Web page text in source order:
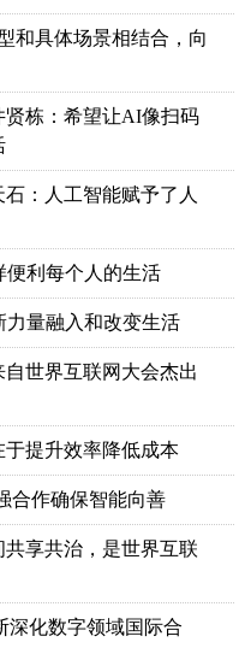
和具体场景相结合，向
栋：希望让AI像扫码
：人工智能赋予了人
利每个人的生活
力量融入和改变生活
世界互联网大会杰出
提升效率降低成本
合作确保智能向善
享共治，是世界互联
深化数字领域国际合